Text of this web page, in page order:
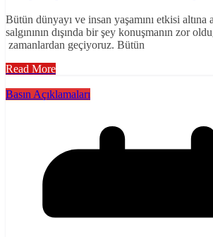
Bütün dünyayı ve insan yaşamını etkisi
salgınının dışında bir şey konuşmanın zor
zamanlardan geçiyoruz. Bütün
Read More
Basın Açıklamaları